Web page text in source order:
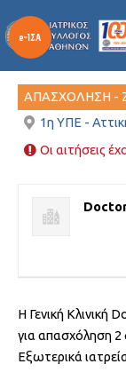
στο
περιεχόμενο
/18/06/2026
ΑΠΑΣΧΟΛΗΣΗ -
1η ΥΠΕ -
Οι αιτήσεις
Η Γενική Κλινική
για απασχόληση
Εξωτερικά